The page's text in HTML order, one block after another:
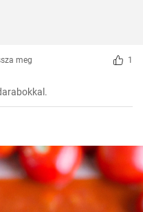
meg 1